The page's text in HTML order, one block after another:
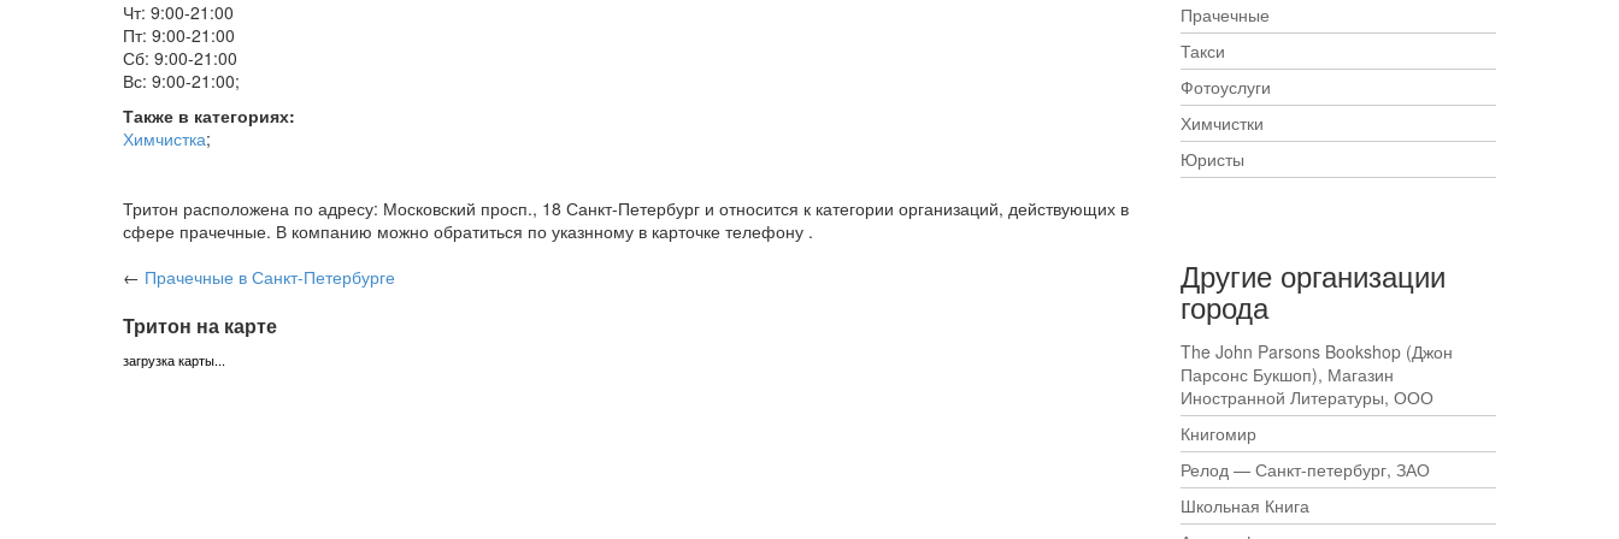
Чт: 9:00-21:00
Пт: 9:00-21:00
Сб: 9:00-21:00
Вс: 9:00-21:00;
Также в категориях:
Химчистка;
Тритон расположена по адресу: Московский просп., 18 Санкт-Петербург и относится к категории организаций, действующих в
сфере прачечные. В компанию можно обратиться по указнному в карточке телефону .
← Прачечные в Санкт-Петербурге
Тритон на карте
загрузка карты...
Прачечные
Такси
Фотоуслуги
Химчистки
Юристы
Другие организации
города
The John Parsons Bookshop (Джон
Парсонс Букшоп), Магазин
Иностранной Литературы, ООО
Книгомир
Релод — Санкт-петербург, ЗАО
Школьная Книга